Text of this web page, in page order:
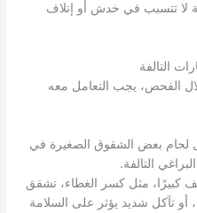
لا تتسبب في خدش أو إتلاف
الفحص، يجب التعامل معه
لحام بعض الشقوق الصغيرة في
التالفة.
كبيرًا، مثل كسر الغطاء، تشقق
أو تآكل شديد يؤثر على السلامة